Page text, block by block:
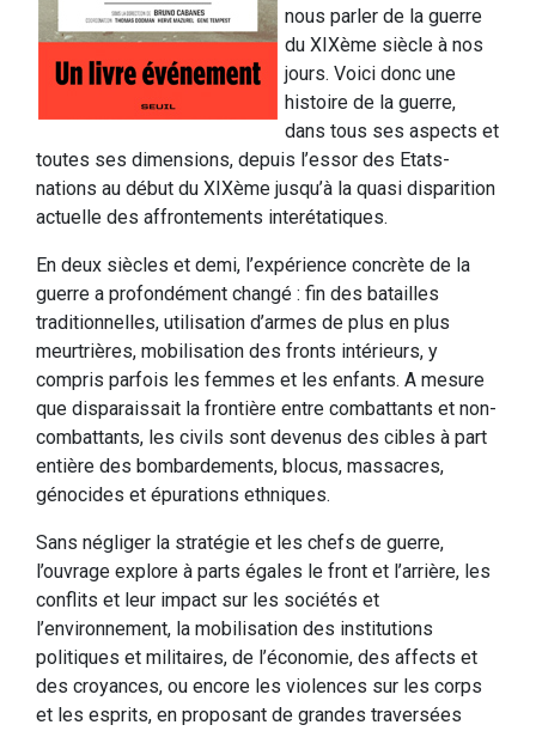
nous parler de la guerre
du XIXème siècle à nos
jours. Voici donc une
histoire de la guerre,
dans tous ses aspects et
toutes ses dimensions, depuis l’essor des Etats-
nations au début du XIXème jusqu’à la quasi disparition
actuelle des affrontements interétatiques.
En deux siècles et demi, l’expérience concrète de la
guerre a profondément changé : fin des batailles
traditionnelles, utilisation d’armes de plus en plus
meurtrières, mobilisation des fronts intérieurs, y
compris parfois les femmes et les enfants. A mesure
que disparaissait la frontière entre combattants et non-
combattants, les civils sont devenus des cibles à part
entière des bombardements, blocus, massacres,
génocides et épurations ethniques.
Sans négliger la stratégie et les chefs de guerre,
l’ouvrage explore à parts égales le front et l’arrière, les
conflits et leur impact sur les sociétés et
l’environnement, la mobilisation des institutions
politiques et militaires, de l’économie, des affects et
des croyances, ou encore les violences sur les corps
et les esprits, en proposant de grandes traversées